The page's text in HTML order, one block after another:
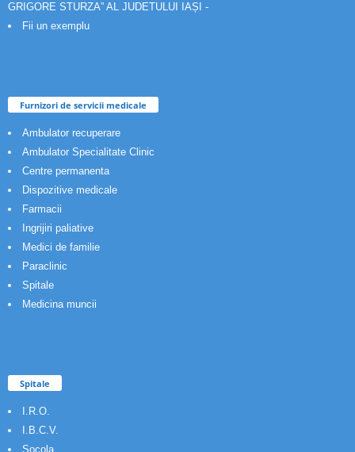
GRIGORE STURZA” AL JUDETULUI IAȘI -
Fii un exemplu
Furnizori de servicii medicale
Ambulator recuperare
Ambulator Specialitate Clinic
Centre permanenta
Dispozitive medicale
Farmacii
Ingrijiri paliative
Medici de familie
Paraclinic
Spitale
Medicina muncii
Spitale
I.R.O.
I.B.C.V.
Socola